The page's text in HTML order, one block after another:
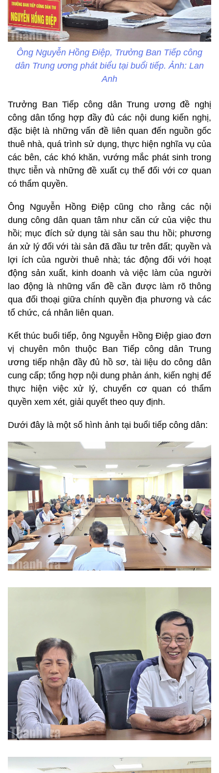
Ông Nguyễn Hồng Điệp, Trưởng Ban Tiếp công
dân Trung ương phát biểu tại buổi tiếp. Ảnh: Lan
Anh
Trưởng Ban Tiếp công dân Trung ương đề nghị
công dân tổng hợp đầy đủ các nội dung kiến nghị,
đặc biệt là những vấn đề liên quan đến nguồn gốc
thuê nhà, quá trình sử dụng, thực hiện nghĩa vụ của
các bên, các khó khăn, vướng mắc phát sinh trong
thực tiễn và những đề xuất cụ thể đối với cơ quan
có thẩm quyền.
Ông Nguyễn Hồng Điệp cũng cho rằng các nội
dung công dân quan tâm như căn cứ của việc thu
hồi; mục đích sử dụng tài sản sau thu hồi; phương
án xử lý đối với tài sản đã đầu tư trên đất; quyền và
lợi ích của người thuê nhà; tác động đối với hoạt
động sản xuất, kinh doanh và việc làm của người
lao động là những vấn đề cần được làm rõ thông
qua đối thoại giữa chính quyền địa phương và các
tổ chức, cá nhân liên quan.
Kết thúc buổi tiếp, ông Nguyễn Hồng Điệp giao đơn
vị chuyên môn thuộc Ban Tiếp công dân Trung
ương tiếp nhận đầy đủ hồ sơ, tài liệu do công dân
cung cấp; tổng hợp nội dung phản ánh, kiến nghị để
thực hiện việc xử lý, chuyển cơ quan có thẩm
quyền xem xét, giải quyết theo quy định.
Dưới đây là một số hình ảnh tại buổi tiếp công dân: